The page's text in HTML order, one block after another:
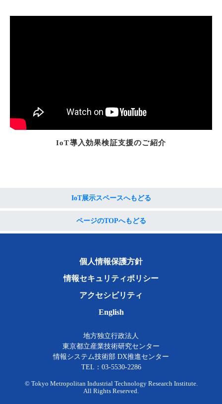
IoT導入効果検証支援のご紹介
IoT展示スペースへもどる
ページのTOPへもどる
個人情報保護方針
情報セキュリティポリシー
アクセシビリティ
English
地方独立行政法人
東京都立産業技術研究センター
情報システム技術部 DX推進センター
TEL：03-5530-2286
© Tokyo Metropolitan Industrial Technology Research Institute.
All Rights Reserved.